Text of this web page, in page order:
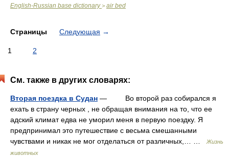
English-Russian base dictionary> air bed
Страницы Следующая →
1 2
См. также в других словарях:
Вторая поездка в Судан — Во второй раз собирался я
ехать в страну черных , не обращая внимания на то, что ее
адский климат едва не уморил меня в первую поездку. Я
предпринимал это путешествие с весьма смешанными
чувствами и никак не мог отделаться от различных,… …
Жизнь
животных